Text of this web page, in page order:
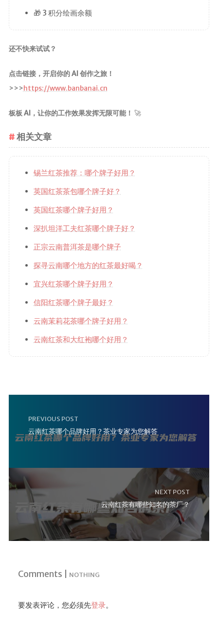
🎁 3 积分绘画余额
还不快来试试？
点击链接，开启你的 AI 创作之旅！
>>>https://www.banbanai.cn
板板 AI，让你的工作效果发挥无限可能！ 🚀
相关文章
锡兰红茶推荐：哪个牌子好用？
英国红茶茶包哪个牌子好？
英国红茶哪个牌子好用？
深扒坦洋工夫红茶哪个牌子好？
正宗云南普洱茶是哪个牌子
探寻云南哪个地方的红茶最好喝？
宜兴红茶哪个牌子好用？
信阳红茶哪个牌子最好？
云南茉莉花茶哪个牌子好用？
云南红茶和大红袍哪个好用？
PREVIOUS POST
云南红茶哪个品牌好用？茶业专家为您解答
NEXT POST
云南红茶有哪些知名的茶厂？
Comments | NOTHING
要发表评论，您必须先登录。